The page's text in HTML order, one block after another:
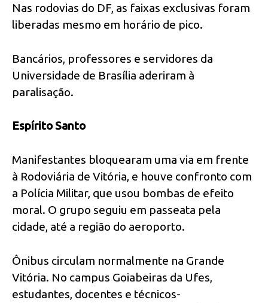
Nas rodovias do DF, as faixas exclusivas foram
liberadas mesmo em horário de pico.
Bancários, professores e servidores da
Universidade de Brasília aderiram à
paralisação.
Espírito Santo
Manifestantes bloquearam uma via em frente
à Rodoviária de Vitória, e houve confronto com
a Polícia Militar, que usou bombas de efeito
moral. O grupo seguiu em passeata pela
cidade, até a região do aeroporto.
Ônibus circulam normalmente na Grande
Vitória. No campus Goiabeiras da Ufes,
estudantes, docentes e técnicos-